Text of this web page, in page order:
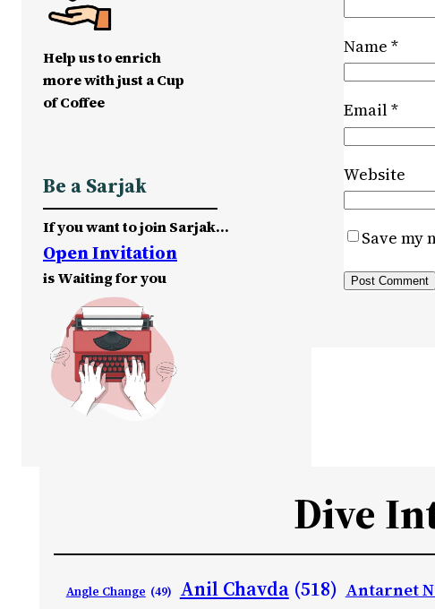
Help us to enrich
more with just a Cup
of Coffee
Be a Sarjak
If you want to join Sarjak…
Open Invitation
is Waiting for you
Name *
Email*
Website
Save my
Dive
Angle Change (49) Anil Chavda (518) Antarnet